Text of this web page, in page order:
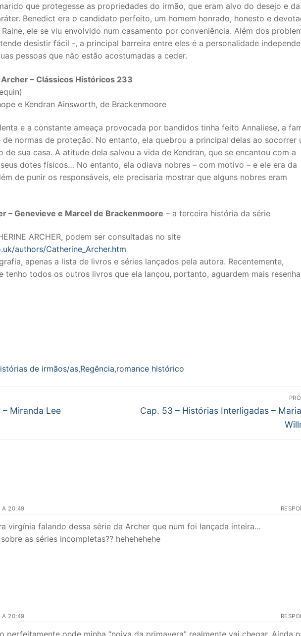
que protegesse as propriedades do irmão, que eram alvo do desejo e da
Benedict era o candidato perfeito, um homem honrado, honesto e
ele se viu envolvido num casamento por conveniência. Além dos
desistir fácil -, a principal barreira entre eles é a personalidade
pessoas que não estão acostumadas a ceder.
– Clássicos Históricos 233
e Kendran Ainsworth, de Brackenmoore
e a constante ameaça provocada por bandidos tinha feito Annaliese, a
normas de proteção. No entanto, ela quebrou a principal delas ao socorrer
sua casa. A atitude dela salvou a vida de Kendran, que se encantou com a
dotes físicos… No entanto, ela odiava nobres – com motivo – e ele era da
de punir os responsáveis, ele precisaria mostrar que alguns nobres eram
– Genevieve e Marcel de Brackenmoore – a terceira história da série
ARCHER, podem ser consultadas no site
authors/Catherine_Archer.htm
apenas a lista de livros e séries lançados pela autora. Recentemente,
tenho todos os outros livros que ela lançou, portanto, aguardem mais
de irmãos/as,Regência,romance histórico
Miranda Lee
Próximo
Cap. 53 – Histórias Interligadas –
A 20:49
virgínia falando dessa série da Archer que num foi lançada inteira…
as séries incompletas?? hehehehehe
A 20:49
perfeitamente onde minha “noiva da primavera” realmente vai chegar. Ainda